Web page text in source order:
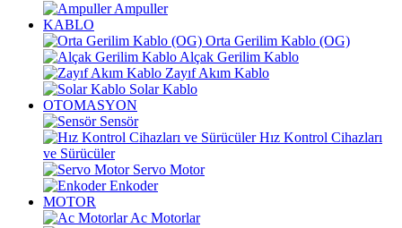
Ampuller
KABLO
Orta Gerilim Kablo (OG)
Alçak Gerilim Kablo
Zayıf Akım Kablo
Solar Kablo
OTOMASYON
Sensör
Hız Kontrol Cihazları
ve Sürücüler
Servo Motor
Enkoder
MOTOR
Ac Motorlar